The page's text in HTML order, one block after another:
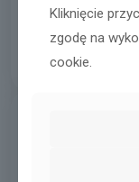
Dąbrówka
06.08.2026
Kliknięcie
zgodę na
cookie.